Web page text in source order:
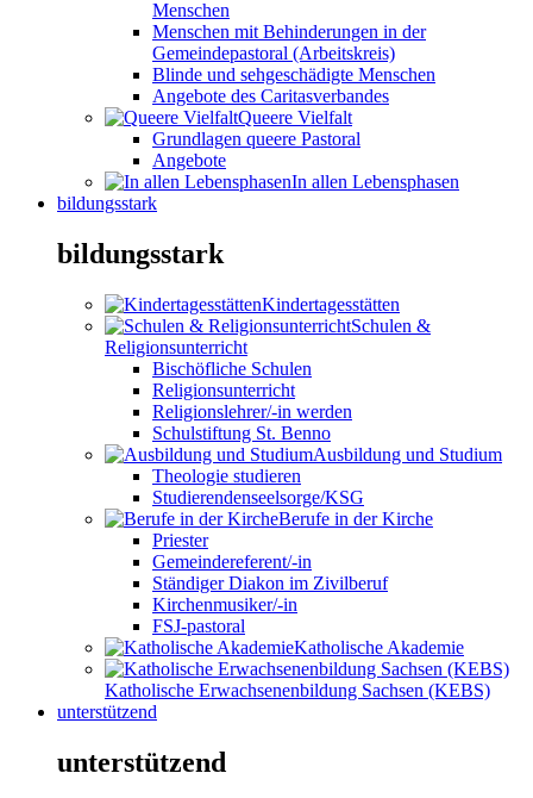
Menschen
Menschen mit Behinderungen in der
Gemeindepastoral (Arbeitskreis)
Blinde und sehgeschädigte Menschen
Angebote des Caritasverbandes
Queere Vielfalt
Grundlagen queere Pastoral
Angebote
In allen Lebensphasen
bildungsstark
bildungsstark
Kindertagesstätten
Schulen &
Religionsunterricht
Bischöfliche Schulen
Religionsunterricht
Religionslehrer/-in werden
Schulstiftung St. Benno
Ausbildung und Studium
Theologie studieren
Studierendenseelsorge/KSG
Berufe in der Kirche
Priester
Gemeindereferent/-in
Ständiger Diakon im Zivilberuf
Kirchenmusiker/-in
FSJ-pastoral
Katholische Akademie
Katholische Erwachsenenbildung Sachsen (KEBS)
unterstützend
unterstützend